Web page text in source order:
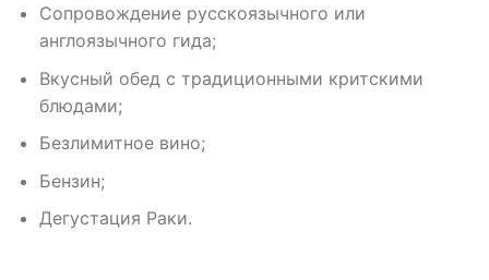
Сопровождение русскоязычного или
англоязычного гида;
Вкусный обед с традиционными критскими
блюдами;
Безлимитное вино;
Бензин;
Дегустация Раки.